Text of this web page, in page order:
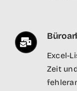
Excel-
Zeit